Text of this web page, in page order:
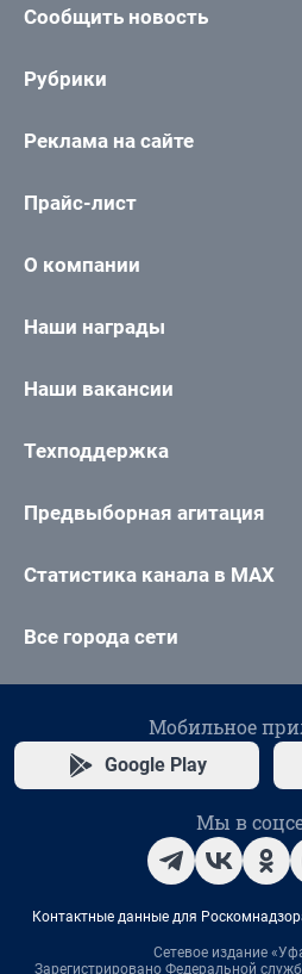
Сообщить новость
Рубрики
Реклама на сайте
Прайс-лист
О компании
Наши награды
Наши вакансии
Техподдержка
Предвыборная агитация
Статистика канала в MAX
Все города сети
Мобильное
Google Play
Мы в
Контактные данные для
Сетевое издание
Зарегистрировано Федеральной